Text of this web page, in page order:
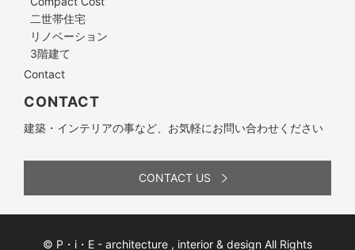
二世帯住宅
リノベーション
3階建て
Contact
CONTACT
建築・インテリアの事など、お気軽にお問い合わせください
CONTACT US
© P・i・E - architecture , interior & design All Rights